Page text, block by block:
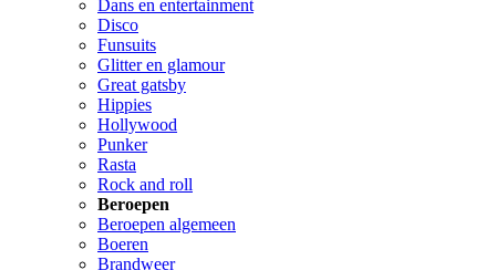
Dans en entertainment
Disco
Funsuits
Glitter en glamour
Great gatsby
Hippies
Hollywood
Punker
Rasta
Rock and roll
Beroepen
Beroepen algemeen
Boeren
Brandweer